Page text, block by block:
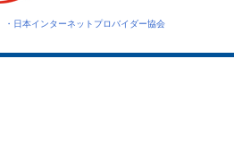
・日本インターネットプロバイダー協会